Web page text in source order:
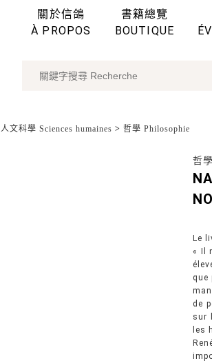
關於信鴿
À PROPOS
書籍總覽
BOUTIQUE
人文科學 Sciences humaines > 哲學 Philosophie
哲
Le
« Il
que
de
sur
les